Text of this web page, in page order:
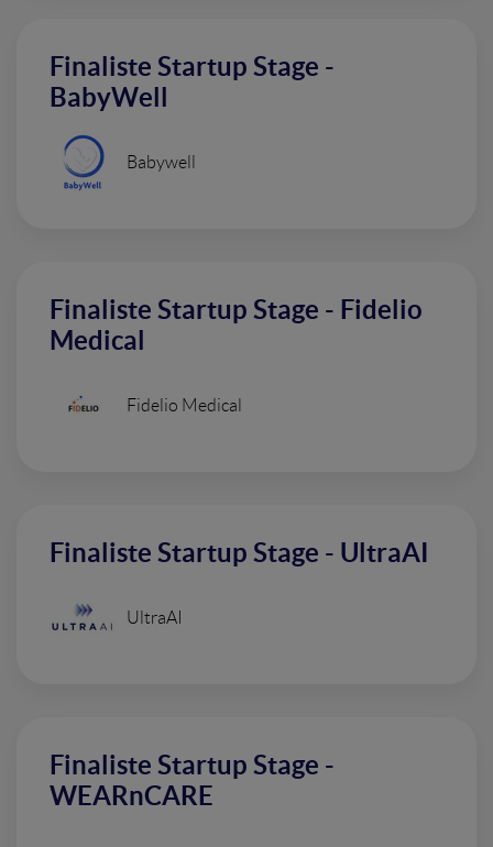
Finaliste Startup Stage -
BabyWell
Babywell
Finaliste Startup Stage - Fidelio
Medical
Fidelio Medical
Finaliste Startup Stage - UltraAI
UltraAI
Finaliste Startup Stage -
WEARnCARE